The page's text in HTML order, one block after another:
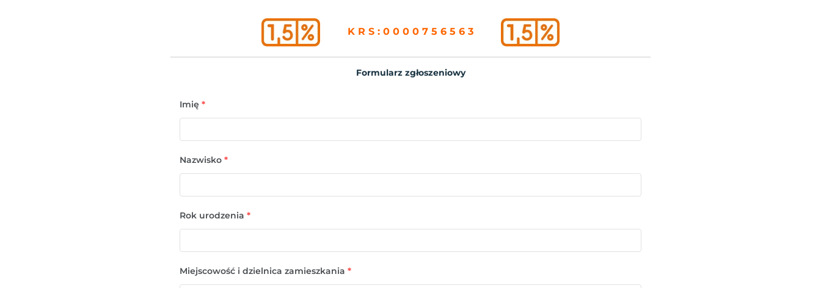
K R S : 0 0 0 0 7 5 6 5 6 3
Formularz zgłoszeniowy
Imię *
Nazwisko *
Rok urodzenia *
Miejscowość i dzielnica zamieszkania *